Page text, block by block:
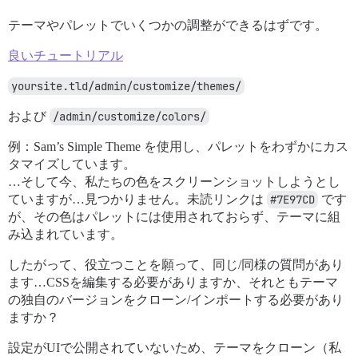
テーマやパレットでいくつかの調整ができるはずです。
良いチュートリアル
yoursite.tld/admin/customize/themes/
および /admin/customize/colors/
例：Sam’s Simple Theme を使用し、パレットをわずかにカス
タマイズしています。
…そして今、私たちの色をスクリーンショットしようとし
ていますが…見つかりません。未読リンクは #7E97CD です
が、その色はパレットには使用されておらず、テーマに組
み込まれています。
したがって、役立つことを願って、同じ/同様の質問があり
ます…CSSを編集する必要がありますか、それともテーマ
の独自のバージョンをクローン/インポートする必要があり
ますか？
設定がUIで公開されていないため、テーマをクローン（私